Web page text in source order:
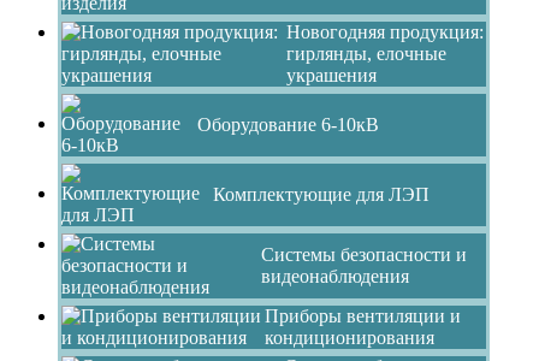
Новогодняя продукция:
гирлянды, елочные
украшения
Оборудование 6-10кВ
Комплектующие для ЛЭП
Системы безопасности и
видеонаблюдения
Приборы вентиляции и
кондиционирования